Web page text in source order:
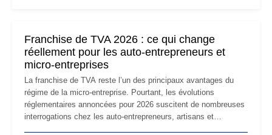
Franchise de TVA 2026 : ce qui change
réellement pour les auto-entrepreneurs et
micro-entreprises
La franchise de TVA reste l’un des principaux avantages du
régime de la micro-entreprise. Pourtant, les évolutions
réglementaires annoncées pour 2026 suscitent de nombreuses
interrogations chez les auto-entrepreneurs, artisans et